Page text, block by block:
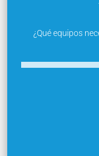
¿Qué equipos